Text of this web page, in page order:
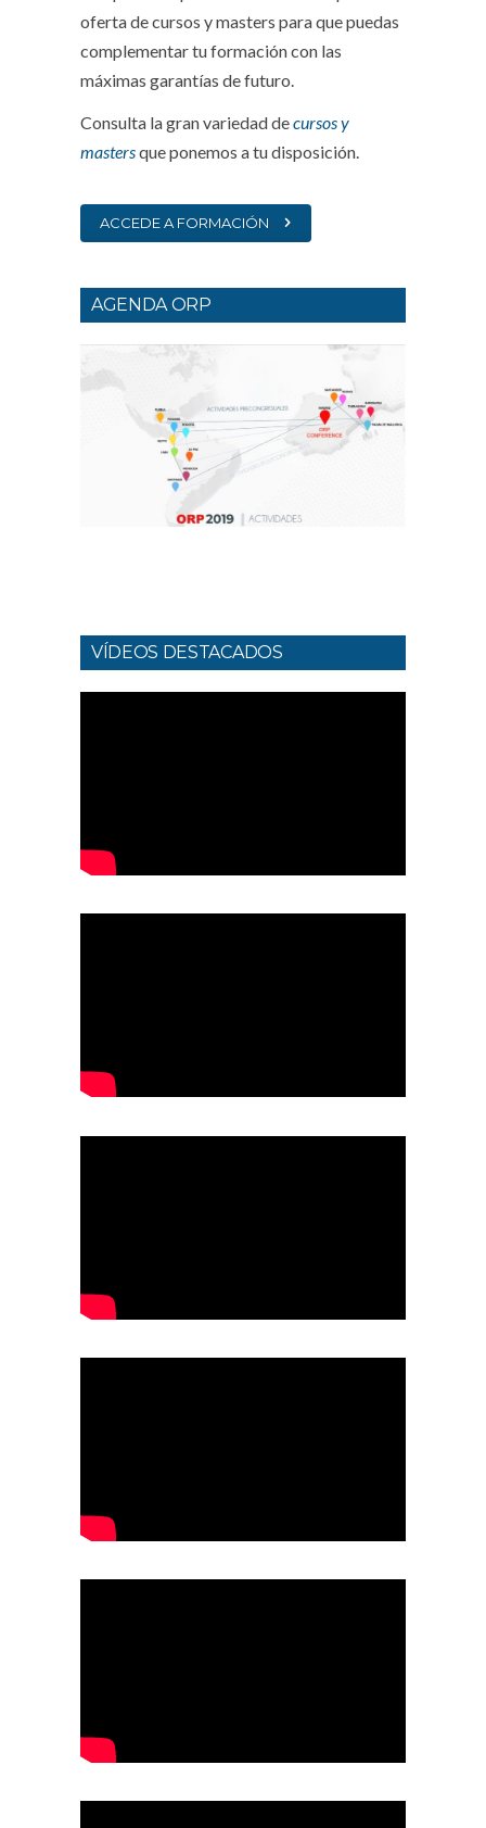
oferta de cursos y masters para que puedas
complementar tu formación con las
máximas garantías de futuro.
Consulta la gran variedad decursos y
mastersque ponemos a tu disposición.
ACCEDE A FORMACIÓN
AGENDA ORP
VÍDEOS DESTACADOS